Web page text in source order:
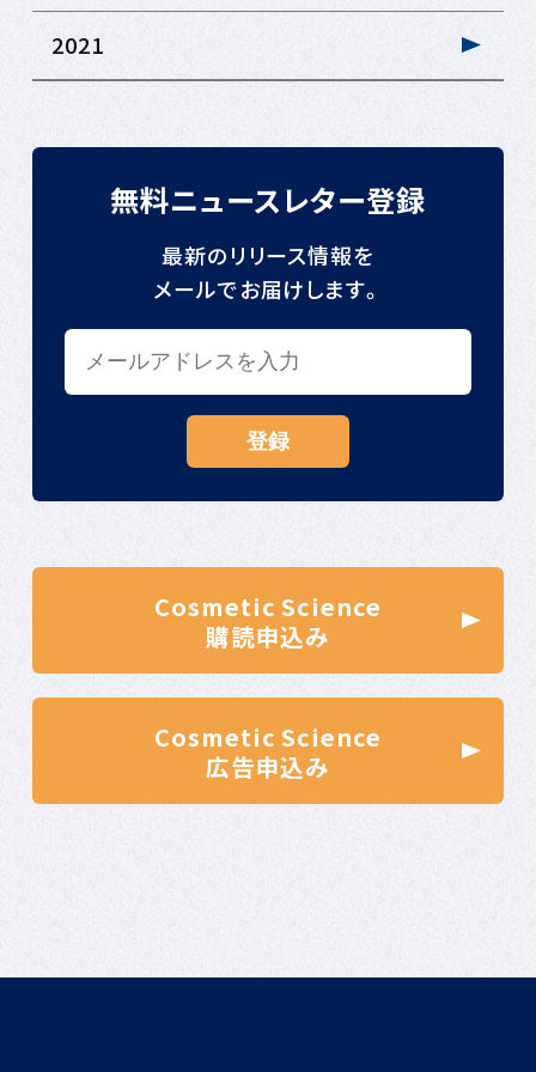
2021
無料ニュースレター登録
最新のリリース情報を
メールでお届けします。
Cosmetic Science
購読申込み
Cosmetic Science
広告申込み